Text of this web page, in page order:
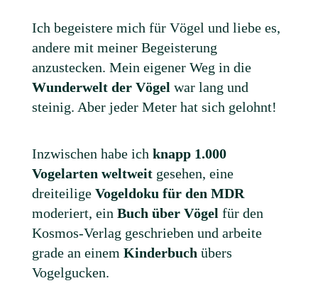
Ich begeistere mich für Vögel und liebe es,
andere mit meiner Begeisterung
anzustecken. Mein eigener Weg in die
Wunderwelt der Vögel war lang und
steinig. Aber jeder Meter hat sich gelohnt!
Inzwischen habe ich knapp 1.000
Vogelarten weltweit gesehen, eine
dreiteilige Vogeldoku für den MDR
moderiert, ein Buch über Vögel für den
Kosmos-Verlag geschrieben und arbeite
grade an einem Kinderbuch übers
Vogelgucken.